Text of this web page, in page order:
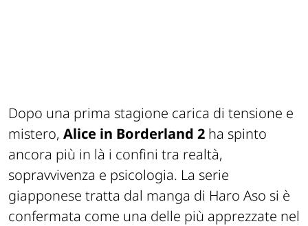
Dopo una prima stagione carica di tensione e
mistero, Alice in Borderland 2 ha spinto
ancora più in là i confini tra realtà,
sopravvivenza e psicologia. La serie
giapponese tratta dal manga di Haro Aso si è
confermata come una delle più apprezzate nel